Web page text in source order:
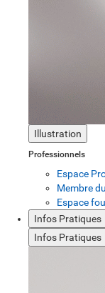
Illustration
Professionnels
Espace
Membre
Espace
Infos Pratiques
Infos Pratiques